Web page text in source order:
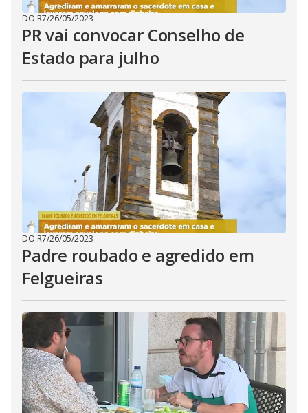
DO R7/26/05/2023
PR vai convocar Conselho de
Estado para julho
DO R7/26/05/2023
Padre roubado e agredido em
Felgueiras